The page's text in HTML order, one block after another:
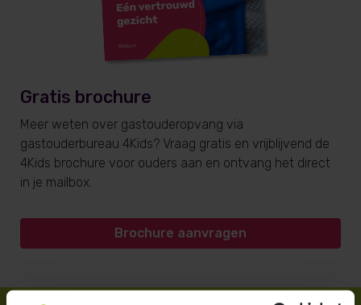
Gratis brochure
Meer weten over gastouderopvang via
gastouderbureau 4Kids? Vraag gratis en vrijblijvend de
4Kids brochure voor ouders aan en ontvang het direct
in je mailbox.
Brochure aanvragen